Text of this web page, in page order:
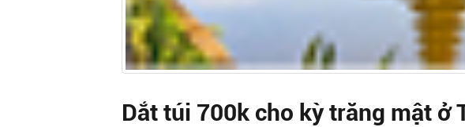
Dắt túi 700k cho kỳ trăng mật ở